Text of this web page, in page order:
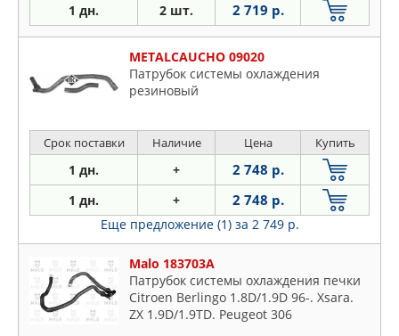
1 дн. 2 шт. 2 719 р.
METALCAUCHO 09020
Патрубок системы охлаждения
резиновый
Срок поставки Наличие Цена Купить
1 дн. + 2 748 р.
1 дн. + 2 748 р.
Еще предложение (1) за 2 749 р.
Malo 183703A
Патрубок системы охлаждения печки
Citroen Berlingo 1.8D/1.9D 96-. Xsara.
ZX 1.9D/1.9TD. Peugeot 306